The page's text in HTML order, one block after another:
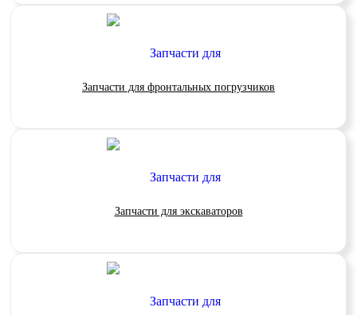
Запчасти для фронтальных погрузчиков
Запчасти для экскаваторов